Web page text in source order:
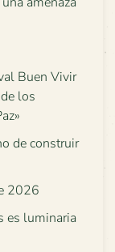
Buen Vivir
los
de construir
2026
es luminaria